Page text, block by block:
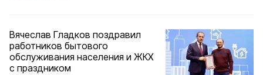
Вячеслав Гладков поздравил
работников бытового
обслуживания населения и ЖКХ
с праздником